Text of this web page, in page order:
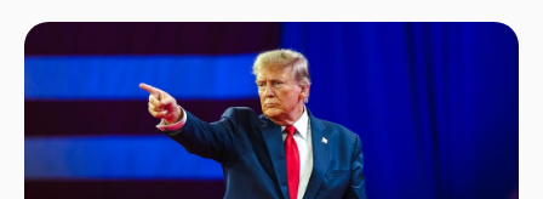
제외했습니다. 트럼프 2기 행정부와 각을 세울 의지를 표명한거죠.